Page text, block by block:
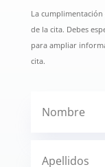
La
de la cita. Debes
para ampliar
cita.